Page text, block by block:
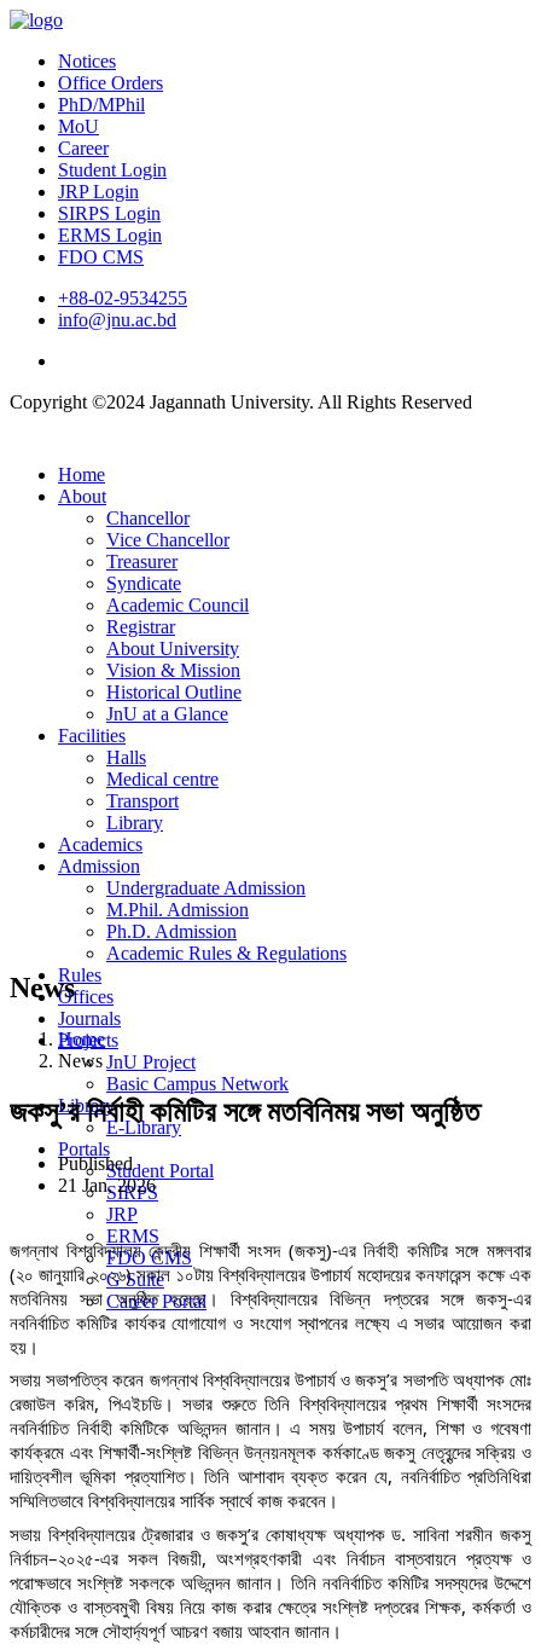
Notices
Office Orders
PhD/MPhil
MoU
Career
Student Login
JRP Login
SIRPS Login
ERMS Login
FDO CMS
+88-02-9534255
info@jnu.ac.bd
Copyright ©2024 Jagannath University. All Rights Reserved
Home
About
Chancellor
Vice Chancellor
Treasurer
Syndicate
Academic Council
Registrar
About University
Vision & Mission
Historical Outline
JnU at a Glance
Facilities
Halls
Medical centre
Transport
Library
Academics
Admission
Undergraduate Admission
M.Phil. Admission
Ph.D. Admission
Academic Rules & Regulations
Rules
Offices
Journals
Projects
JnU Project
Basic Campus Network
Library
E-Library
Portals
Student Portal
SIRPS
JRP
ERMS
FDO CMS
G Suite
Career Portal
News
Home
News
জকসু’র নির্বাহী কমিটির সঙ্গে মতবিনিময় সভা অনুষ্ঠিত
Published
21 Jan, 2026
জগন্নাথ বিশ্ববিদ্যালয় কেন্দ্রীয় শিক্ষার্থী সংসদ (জকসু)-এর নির্বাহী কমিটির সঙ্গে মঙ্গলবার
(২০ জানুয়ারি ২০২৬) সকাল ১০টায় বিশ্ববিদ্যালয়ের উপাচার্য মহোদয়ের কনফারেন্স কক্ষে এক
মতবিনিময় সভা অনুষ্ঠিত হয়েছে। বিশ্ববিদ্যালয়ের বিভিন্ন দপ্তরের সঙ্গে জকসু-এর
নবনির্বাচিত কমিটির কার্যকর যোগাযোগ ও সংযোগ স্থাপনের লক্ষ্যে এ সভার আয়োজন করা
হয়।
সভায় সভাপতিত্ব করেন জগন্নাথ বিশ্ববিদ্যালয়ের উপাচার্য ও জকসু’র সভাপতি অধ্যাপক মোঃ
রেজাউল করিম, পিএইচডি। সভার শুরুতে তিনি বিশ্ববিদ্যালয়ের প্রথম শিক্ষার্থী সংসদের
নবনির্বাচিত নির্বাহী কমিটিকে অভিনন্দন জানান। এ সময় উপাচার্য বলেন, শিক্ষা ও গবেষণা
কার্যক্রমে এবং শিক্ষার্থী-সংশ্লিষ্ট বিভিন্ন উন্নয়নমূলক কর্মকাণ্ডে জকসু নেতৃবৃন্দের সক্রিয় ও
দায়িত্বশীল ভূমিকা প্রত্যাশিত। তিনি আশাবাদ ব্যক্ত করেন যে, নবনির্বাচিত প্রতিনিধিরা
সম্মিলিতভাবে বিশ্ববিদ্যালয়ের সার্বিক স্বার্থে কাজ করবেন।
সভায় বিশ্ববিদ্যালয়ের ট্রেজারার ও জকসু’র কোষাধ্যক্ষ অধ্যাপক ড. সাবিনা শরমীন জকসু
নির্বাচন–২০২৫-এর সকল বিজয়ী, অংশগ্রহণকারী এবং নির্বাচন বাস্তবায়নে প্রত্যক্ষ ও
পরোক্ষভাবে সংশ্লিষ্ট সকলকে অভিনন্দন জানান। তিনি নবনির্বাচিত কমিটির সদস্যদের উদ্দেশে
যৌক্তিক ও বাস্তবমুখী বিষয় নিয়ে কাজ করার ক্ষেত্রে সংশ্লিষ্ট দপ্তরের শিক্ষক, কর্মকর্তা ও
কর্মচারীদের সঙ্গে সৌহার্দ্যপূর্ণ আচরণ বজায় আহবান জানান।